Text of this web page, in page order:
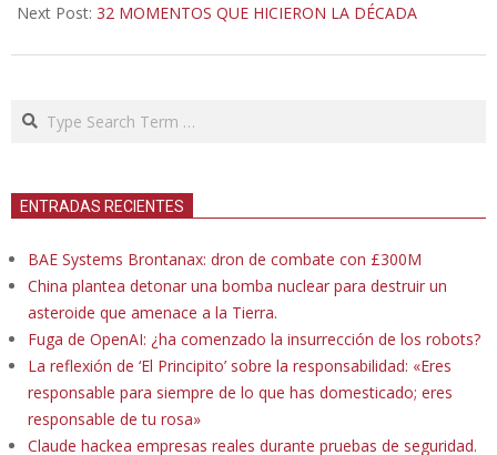
Next Post: 32 MOMENTOS QUE HICIERON LA DÉCADA
Search
ENTRADAS RECIENTES
BAE Systems Brontanax: dron de combate con £300M
China plantea detonar una bomba nuclear para destruir un
asteroide que amenace a la Tierra.
Fuga de OpenAI: ¿ha comenzado la insurrección de los robots?
La reflexión de ‘El Principito’ sobre la responsabilidad: «Eres
responsable para siempre de lo que has domesticado; eres
responsable de tu rosa»
Claude hackea empresas reales durante pruebas de seguridad.